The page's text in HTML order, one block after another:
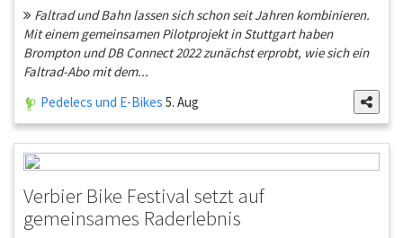
Faltrad und Bahn lassen sich schon seit Jahren kombinieren.
Mit einem gemeinsamen Pilotprojekt in Stuttgart haben
Brompton und DB Connect 2022 zunächst erprobt, wie sich ein
Faltrad-Abo mit dem...
Pedelecs und E-Bikes 5. Aug
Verbier Bike Festival setzt auf
gemeinsames Raderlebnis